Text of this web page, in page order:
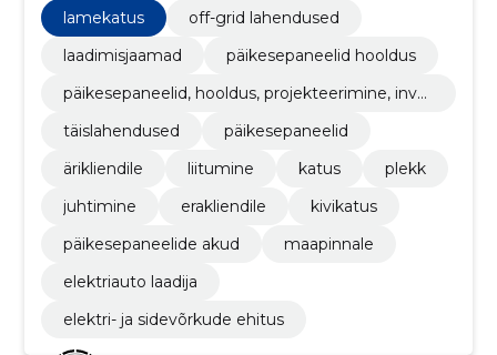
kogenud spetsialistidest, kes on olnud tegevad
päikeseenergeetika alal üle 10 aasta
lamekatus
off-grid lahendused
laadimisjaamad
päikesepaneelid hooldus
päikesepaneelid, hooldus, projekteerimine, inver
täislahendused
päikesepaneelid
ärikliendile
liitumine katus
plekk
juhtimine
erakliendile
kivikatus
päikesepaneelide akud
maapinnale
elektriauto laadija
elektri- ja sidevõrkude ehitus